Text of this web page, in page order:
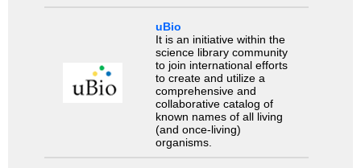
uBio
It is an initiative within the
science library community
to join international efforts
to create and utilize a
comprehensive and
collaborative catalog of
known names of all living
(and once-living)
organisms.